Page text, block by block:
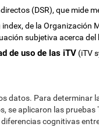
(DSR), que mide
de la Organización
subjetiva acerca
de uso de las iTV (iTV
datos. Para determinar
se aplicaron las
cognitivas